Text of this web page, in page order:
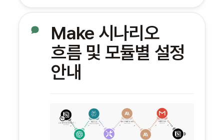
Make 시나리오
흐름 및 모듈별 설정
안내